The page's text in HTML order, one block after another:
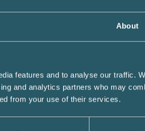
About
features and to analyse our traffic.
and analytics partners who may
from your use of their services.